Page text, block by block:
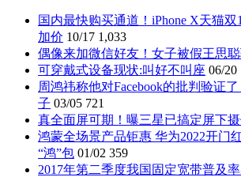
国内最快购买通道！iPhone X天猫
加价 10/17 1,033
偶像来加微信好友！女子被假王思
可穿戴式设备现状:叫好不叫座 06/20
周鸿祎称他对Facebook的批判验证
子 03/05 721
真全面屏可期！曝三星已搞定屏下
鸿蒙全场景产品钜惠 华为2022开门
“鸿”包 01/02 359
2017年第二季度我国固定宽带普及